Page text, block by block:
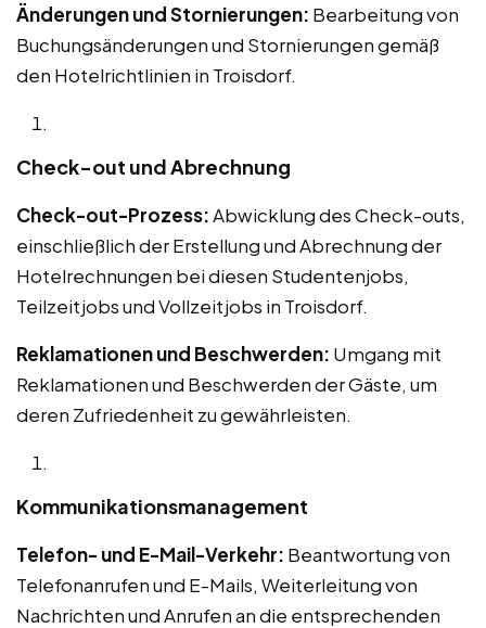
Änderungen und Stornierungen: Bearbeitung von
Buchungsänderungen und Stornierungen gemäß
den Hotelrichtlinien in Troisdorf.
Check-out und Abrechnung
Check-out-Prozess:Abwicklung des Check-outs,
einschließlich der Erstellung und Abrechnung der
Hotelrechnungen bei diesen Studentenjobs,
Teilzeitjobs und Vollzeitjobs in Troisdorf.
Reklamationen und Beschwerden: Umgang mit
Reklamationen und Beschwerden der Gäste, um
deren Zufriedenheit zu gewährleisten.
Kommunikationsmanagement
Telefon- und E-Mail-Verkehr: Beantwortung von
Telefonanrufen und E-Mails, Weiterleitung von
Nachrichten und Anrufen an die entsprechenden